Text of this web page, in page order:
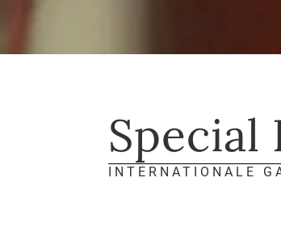
Special
INTERNATIONALE